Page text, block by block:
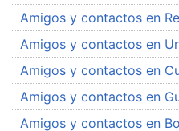
Amigos y contactos en
Amigos y contactos en
Amigos y contactos en
Amigos y contactos en
Amigos y contactos en